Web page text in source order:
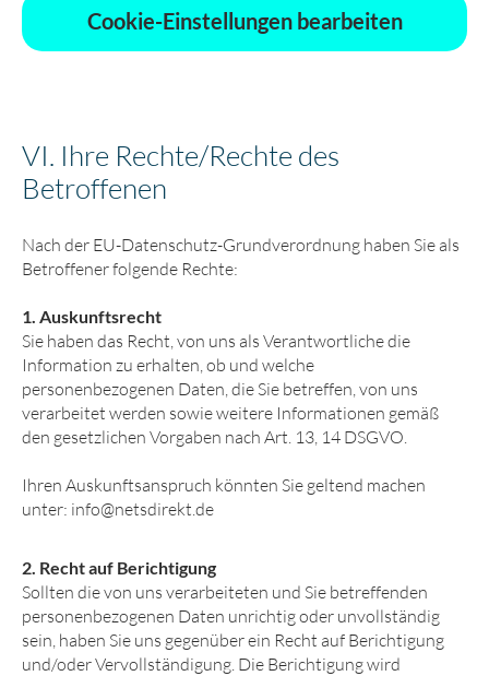
Cookie-Einstellungen bearbeiten
VI. Ihre Rechte/Rechte des
Betroffenen
Nach der EU-Datenschutz-Grund­verordnung haben Sie als
Betroffener folgende Rechte:
1. Auskunftsrecht
Sie haben das Recht, von uns als Verantwortliche die
Information zu erhalten, ob und welche
personenbezogenen Daten, die Sie betreffen, von uns
verarbeitet werden sowie weitere Informationen gemäß
den gesetzlichen Vorgaben nach Art. 13, 14 DSGVO.
Ihren Auskunftsanspruch könnten Sie geltend machen
unter: info@netsdirekt.de
2. Recht auf Berichtigung
Sollten die von uns verarbeiteten und Sie betreffenden
personenbezogenen Daten unrichtig oder unvollständig
sein, haben Sie uns gegenüber ein Recht auf Berichtigung
und/oder Vervollständigung. Die Berichtigung wird